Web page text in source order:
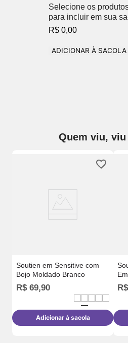
Selecione os
para incluir em sua
R$ 0,00
ADICIONAR À SACOLA
Quem viu, viu
Soutien em Sensitive com
Bojo Moldado Branco
R$ 69,90
Adicionar à sacola
R$